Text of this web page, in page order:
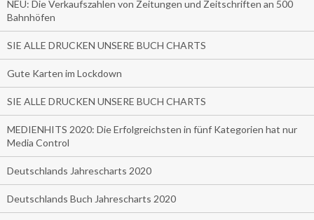
NEU: Die Verkaufszahlen von Zeitungen und Zeitschriften an 500
Bahnhöfen
SIE ALLE DRUCKEN UNSERE BUCH CHARTS
Gute Karten im Lockdown
SIE ALLE DRUCKEN UNSERE BUCH CHARTS
MEDIENHITS 2020: Die Erfolgreichsten in fünf Kategorien hat nur
Media Control
Deutschlands Jahrescharts 2020
Deutschlands Buch Jahrescharts 2020